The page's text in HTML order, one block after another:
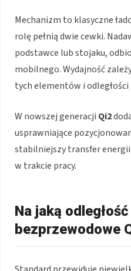
Mechanizm to klasyczne
rolę pełnią dwie cewki.
podstawce lub stojaku,
mobilnego. Wydajność
tych elementów i
W nowszej generacji Qi2
usprawniające
stabilniejszy transfer
w trakcie pracy.
Na jaką
bezprzewodowe